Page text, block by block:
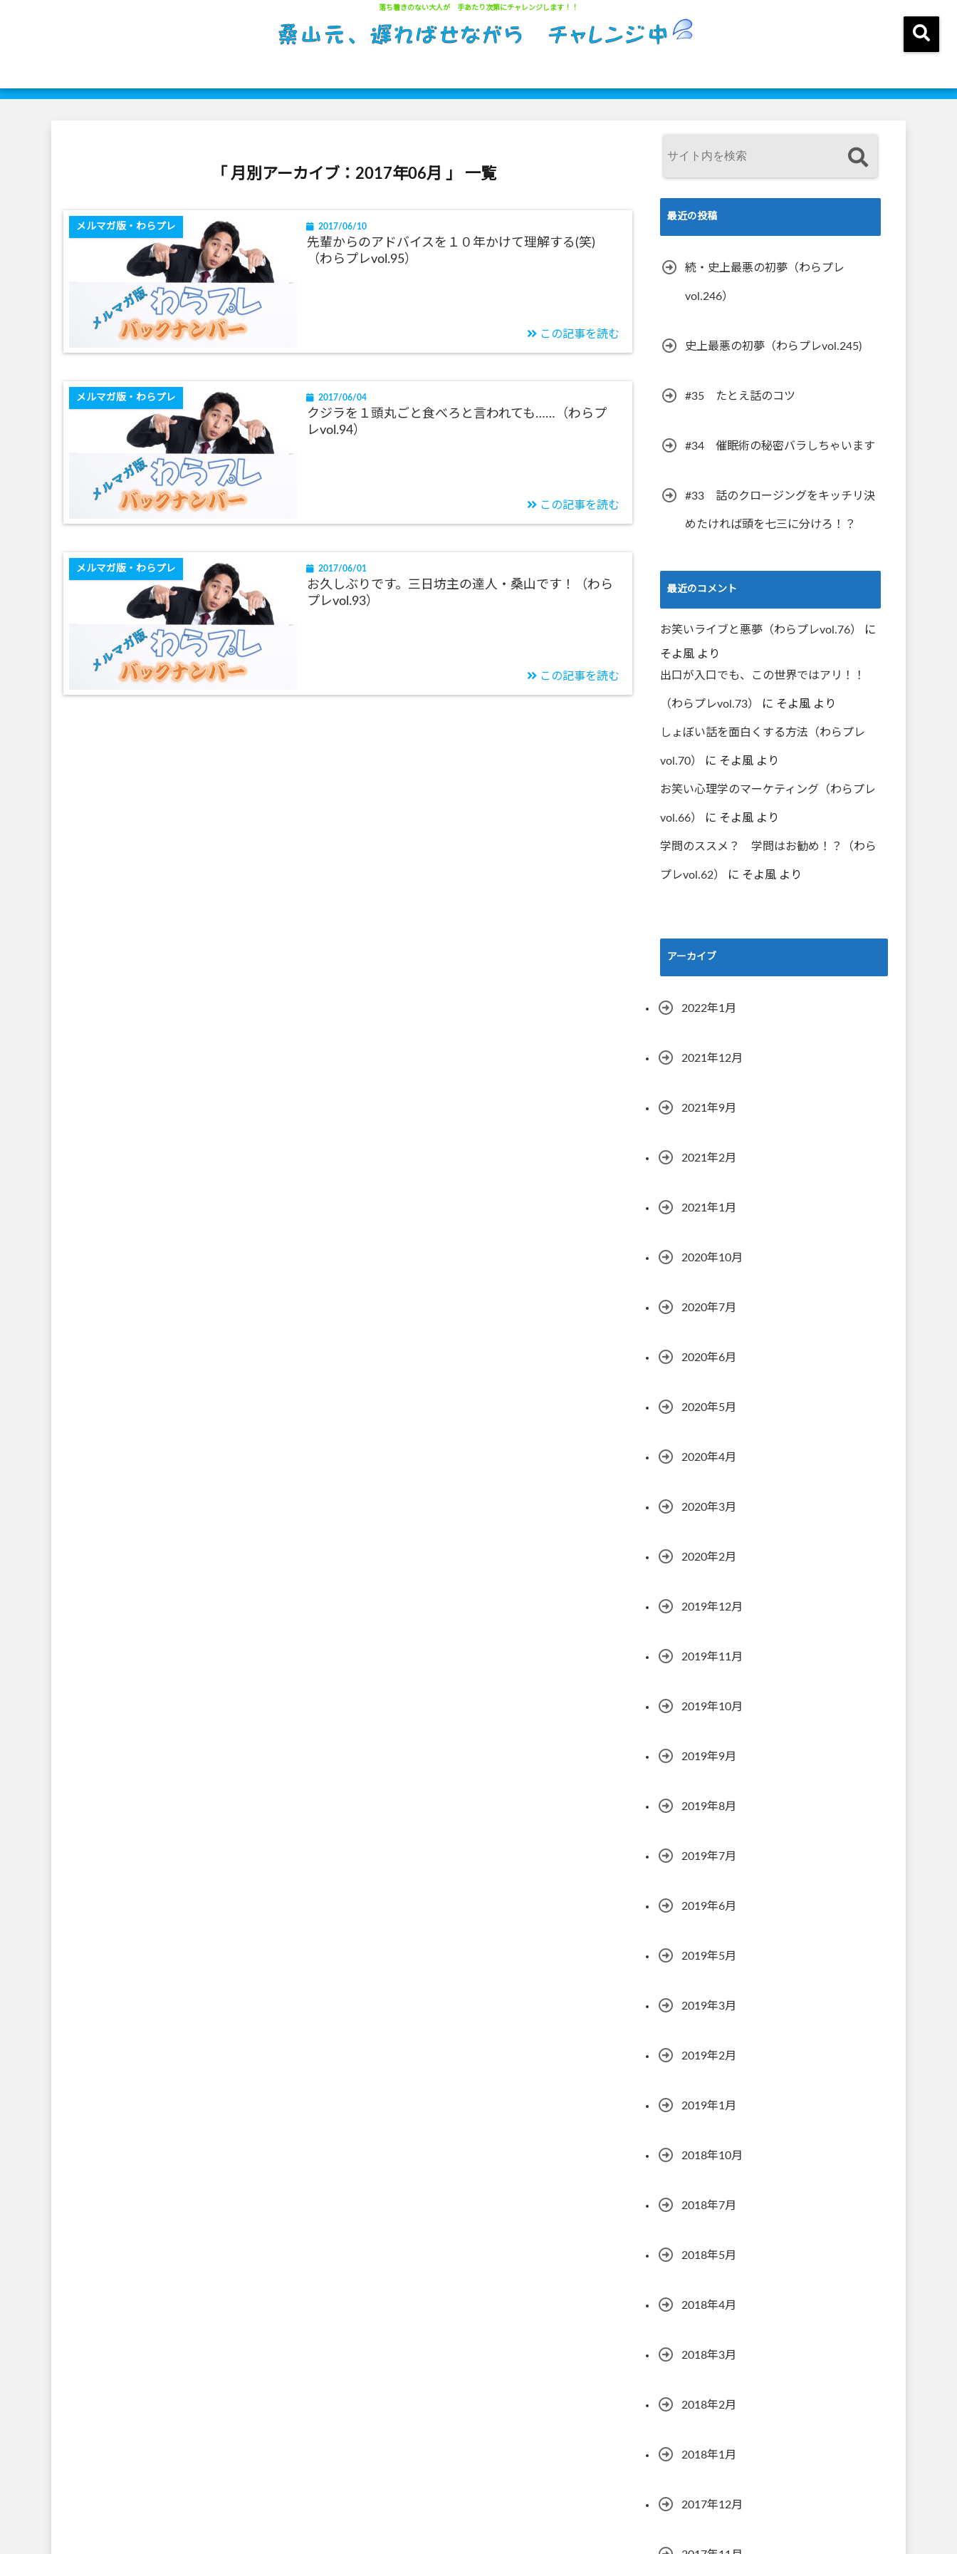
落ち着きのない大人が 手あたり次第にチャレンジします！！
「 月別アーカイブ：2017年06月 」 一覧
メルマガ版・わらプレ 2017/06/10
先輩からのアドバイスを１０年かけて理解する(笑)
（わらプレvol.95）
この記事を読む
メルマガ版・わらプレ 2017/06/04
クジラを１頭丸ごと食べろと言われても……（わらプ
レvol.94）
この記事を読む
メルマガ版・わらプレ 2017/06/01
お久しぶりです。三日坊主の達人・桑山です！（わら
プレvol.93）
この記事を読む
最近の投稿
続・史上最悪の初夢（わらプレ
vol.246）
史上最悪の初夢（わらプレvol.245)
#35 たとえ話のコツ
#34 催眠術の秘密バラしちゃいます
#33 話のクロージングをキッチリ決
めたければ頭を七三に分けろ！？
最近のコメント
お笑いライブと悪夢（わらプレvol.76） に
そよ風 より
出口が入口でも、この世界ではアリ！！
（わらプレvol.73） に そよ風 より
しょぼい話を面白くする方法（わらプレ
vol.70） に そよ風 より
お笑い心理学のマーケティング（わらプレ
vol.66） に そよ風 より
学問のススメ？ 学問はお勧め！？（わら
プレvol.62） に そよ風 より
アーカイブ
2022年1月
2021年12月
2021年9月
2021年2月
2021年1月
2020年10月
2020年7月
2020年6月
2020年5月
2020年4月
2020年3月
2020年2月
2019年12月
2019年11月
2019年10月
2019年9月
2019年8月
2019年7月
2019年6月
2019年5月
2019年3月
2019年2月
2019年1月
2018年10月
2018年7月
2018年5月
2018年4月
2018年3月
2018年2月
2018年1月
2017年12月